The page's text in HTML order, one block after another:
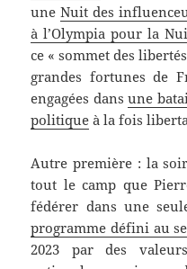
uneNuit des
à l’Olympia pour la
ce « sommet des
grandes fortunes de
engagées dansune
politique à la fois
Autre première : la
tout le camp que
fédérer dans une
programme défini au
2023 par des